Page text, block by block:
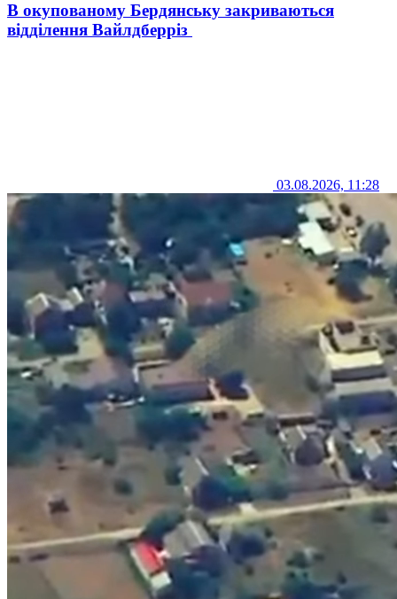
В окупованому Бердянську закриваються
відділення Вайлдберріз
03.08.2026, 11:28